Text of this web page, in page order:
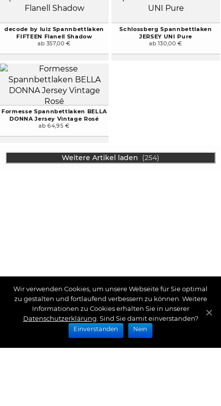
decode by luiz Spannbettlaken
FIFTEEN Flanell Shadow
ab 357,00 €
Schlossberg Spannbettlaken
JERSEY UNI Pure
ab 130,00 €
Formesse Spannbettlaken BELLA
DONNA Jersey Vintage Rosé
ab 64,95 €
Weitere Artikel laden (254)
Wir verwenden Cookies, um unsere Webseite für Sie optimal
zu gestalten und fortlaufend verbessern zu können. Weitere
Informationen zu Cookies erhalten Sie in unserer
Datenschutzerklärung . Sind Sie damit einverstanden?
Einverstanden Nein